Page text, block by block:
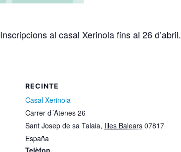
Inscripcions al casal Xerinola fins al 26 d’abril.
RECINTE
Casal Xerinola
Carrer d´Atenes 26
Sant Josep de sa Talaia, Illes Balears 07817
España
Telèfon